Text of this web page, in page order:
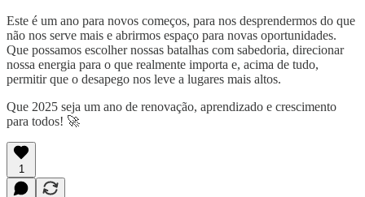
Este é um ano para novos começos, para nos desprendermos do que
não nos serve mais e abrirmos espaço para novas oportunidades.
Que possamos escolher nossas batalhas com sabedoria, direcionar
nossa energia para o que realmente importa e, acima de tudo,
permitir que o desapego nos leve a lugares mais altos.
Que 2025 seja um ano de renovação, aprendizado e crescimento
para todos! 🚀
1